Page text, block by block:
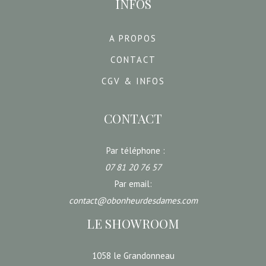
LE SHOWROOM
1058 le Grandonneau
CONTACT
Par téléphone :
07 81 20 76 57
Par email:
contact@obonheurdesdames.com
INFOS
A PROPOS
CONTACT
CGV & INFOS